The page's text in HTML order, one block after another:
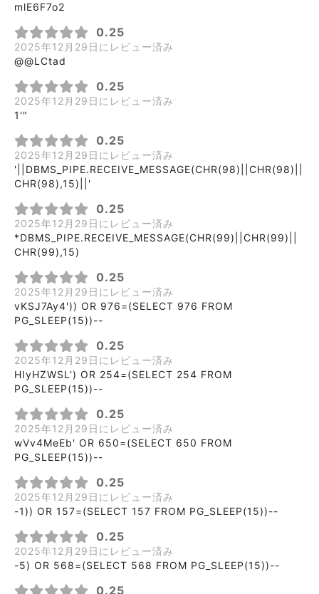
mlE6F7o2
0.25
2025年12月29日にレビュー済み
@@LCtad
0.25
2025年12月29日にレビュー済み
1'"
0.25
2025年12月29日にレビュー済み
'||DBMS_PIPE.RECEIVE_MESSAGE(CHR(98)||CHR(98)||
CHR(98),15)||'
0.25
2025年12月29日にレビュー済み
*DBMS_PIPE.RECEIVE_MESSAGE(CHR(99)||CHR(99)||
CHR(99),15)
0.25
2025年12月29日にレビュー済み
vKSJ7Ay4')) OR 976=(SELECT 976 FROM
PG_SLEEP(15))--
0.25
2025年12月29日にレビュー済み
HIyHZWSL') OR 254=(SELECT 254 FROM
PG_SLEEP(15))--
0.25
2025年12月29日にレビュー済み
wVv4MeEb' OR 650=(SELECT 650 FROM
PG_SLEEP(15))--
0.25
2025年12月29日にレビュー済み
-1)) OR 157=(SELECT 157 FROM PG_SLEEP(15))--
0.25
2025年12月29日にレビュー済み
-5) OR 568=(SELECT 568 FROM PG_SLEEP(15))--
0.25